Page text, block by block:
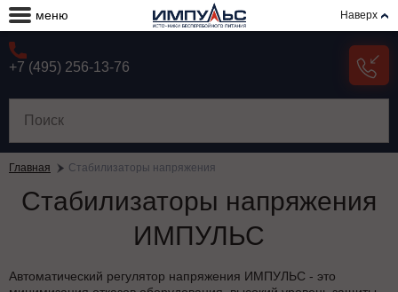
меню Наверх
+7 (495) 256-13-76
Главная Стабилизаторы напряжения
Стабилизаторы напряжения
ИМПУЛЬС
Автоматический регулятор напряжения ИМПУЛЬС - это